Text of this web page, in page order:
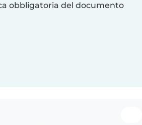
obbligatoria del documento